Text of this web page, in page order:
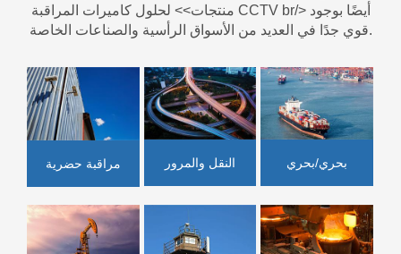
منتجات>> لحلول كاميرات المراقبة CCTV br/> أيضًا بوجود
قوي جدًا في العديد من الأسواق الرأسية والصناعات الخاصة.
مراقبة حضرية النقل والمرور بحري/بحري